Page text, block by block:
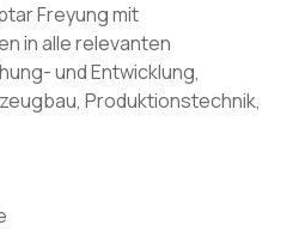
Freyung mit
in alle relevanten
und Entwicklung,
Produktionstechnik,